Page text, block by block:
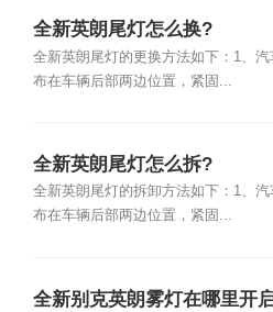
全新英朗尾灯怎么换?
全新英朗尾灯的更换方法如下：1、汽
布在车辆后部两边位置，紧固...
全新英朗尾灯怎么拆?
全新英朗尾灯的拆卸方法如下：1、汽
布在车辆后部两边位置，紧固...
全新别克英朗雾灯在哪里开